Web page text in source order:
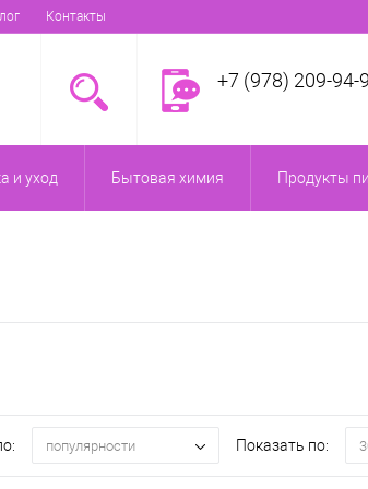
Контакты
+7 (978) 209-94-
и уход Бытовая химия Продукты
популярности Показать по: